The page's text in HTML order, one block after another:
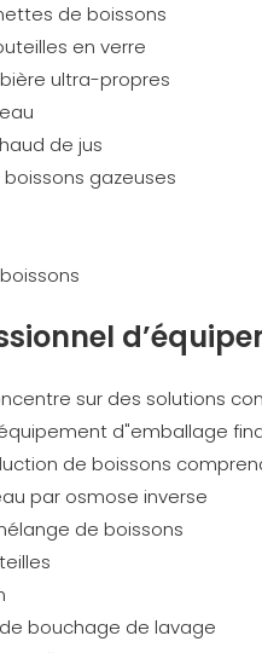
de boissons
en verre
ultra-propres
de jus
gazeuses
sur des solutions
d"emballage
de boissons
par osmose inverse
de boissons
bouchage de lavage